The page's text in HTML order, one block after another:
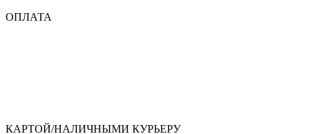
ОПЛАТА
КАРТОЙ/НАЛИЧНЫМИ КУРЬЕРУ